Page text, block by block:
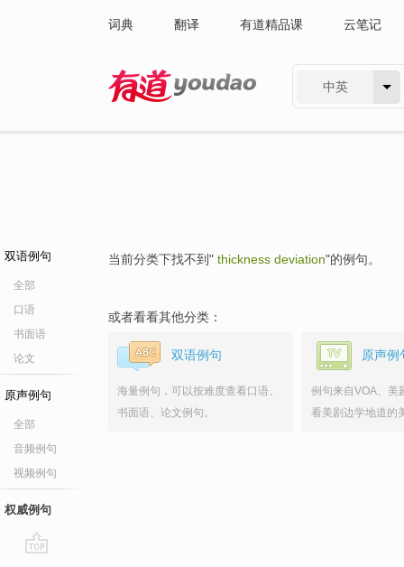
词典 翻译 有道精品课 云笔记
中英
双语例句
全部
口语
书面语
论文
原声例句
全部
音频例句
视频例句
权威例句
当前分类下找不到" thickness deviation"的例句。
或者看看其他分类：
双语例句
海量例句，可以按难度查看口语、
书面语、论文例句。
原声例
例句来自VOA、美
看美剧边学地道的